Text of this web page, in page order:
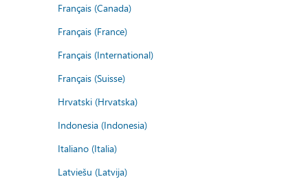
Français (Canada)
Français (France)
Français (International)
Français (Suisse)
Hrvatski (Hrvatska)
Indonesia (Indonesia)
Italiano (Italia)
Latviešu (Latvija)